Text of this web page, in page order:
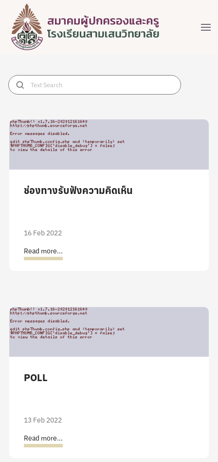
ช่องทางรับฟังความคิดเห็น
16 Feb 2022
Read more...
POLL
13 Feb 2022
Read more...